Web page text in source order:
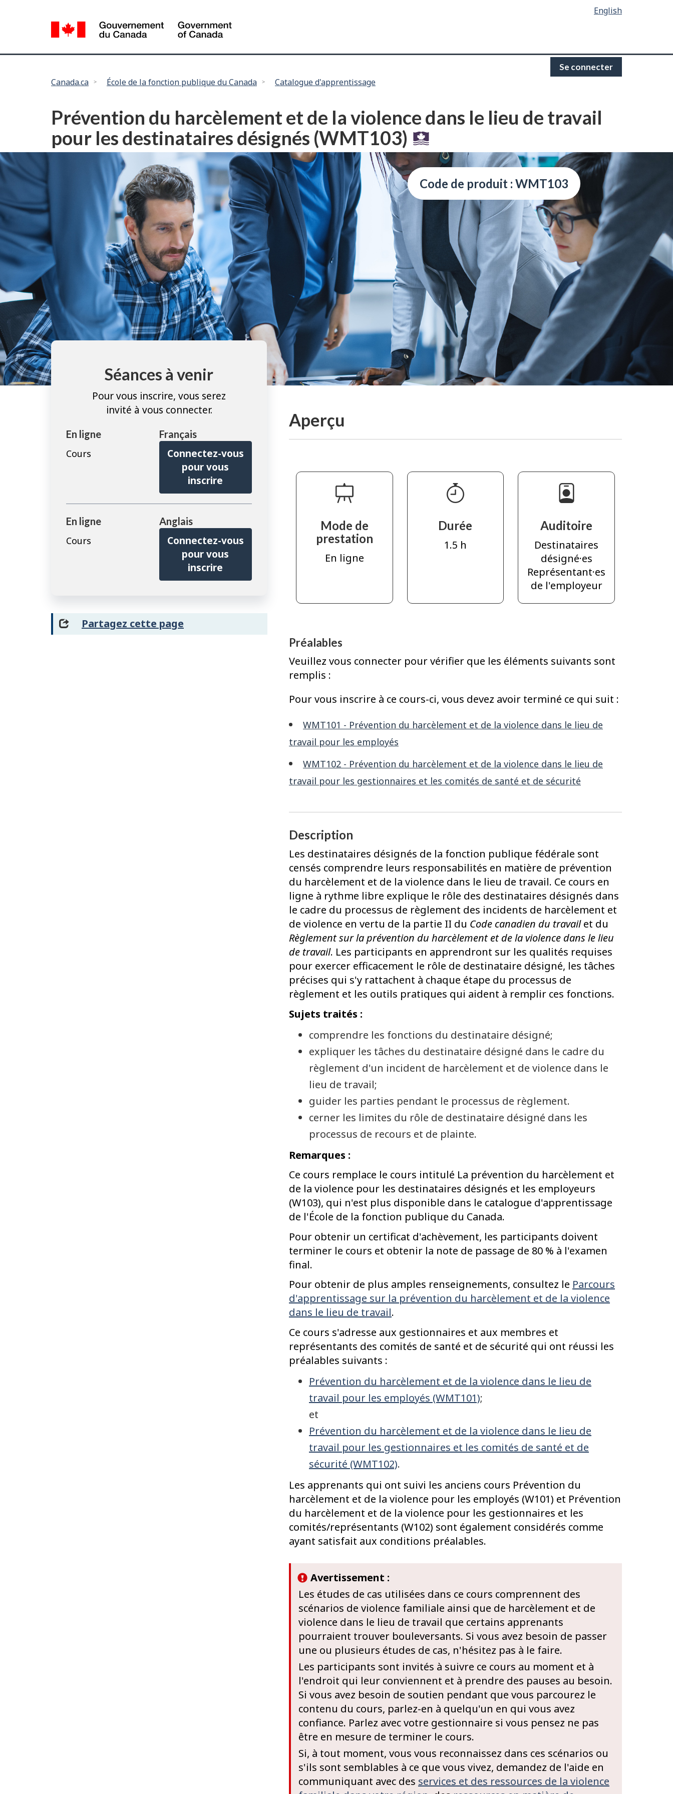
ce
selection
English
Se connecter
Canada.ca École de la fonction publique du Canada Catalogue d'apprentissage
Prévention du harcèlement et de la violence dans le lieu de travail
pour les destinataires désignés (WMT103)
Code de produit : WMT103
Séances à venir
Pour vous inscrire, vous serez
invité à vous connecter.
Les
cours
sur
cette
page
En ligne
Cours
Français
Connectez-vous
pour vous
inscrire
En ligne
Cours
Anglais
Connectez-vous
pour vous
inscrire
Partagez cette page
Aperçu
Mode de
prestation
En ligne
Durée
1.5 h
Auditoire
Destinataires
désigné·es
Représentant·es
de l'employeur
Préalables
Veuillez vous connecter pour vérifier que les éléments suivants sont
remplis :
Pour vous inscrire à ce cours-ci, vous devez avoir terminé ce qui suit :
WMT101 - Prévention du harcèlement et de la violence dans le lieu de
travail pour les employés
WMT102 - Prévention du harcèlement et de la violence dans le lieu de
travail pour les gestionnaires et les comités de santé et de sécurité
Description
Les destinataires désignés de la fonction publique fédérale sont
censés comprendre leurs responsabilités en matière de prévention
du harcèlement et de la violence dans le lieu de travail. Ce cours en
ligne à rythme libre explique le rôle des destinataires désignés dans
le cadre du processus de règlement des incidents de harcèlement et
de violence en vertu de la partie II du Code canadien du travailet du
Règlement sur la prévention du harcèlement et de la violence dans le lieu
de travail. Les participants en apprendront sur les qualités requises
pour exercer efficacement le rôle de destinataire désigné, les tâches
précises qui s'y rattachent à chaque étape du processus de
règlement et les outils pratiques qui aident à remplir ces fonctions.
Sujets traités :
comprendre les fonctions du destinataire désigné;
expliquer les tâches du destinataire désigné dans le cadre du
règlement d'un incident de harcèlement et de violence dans le
lieu de travail;
guider les parties pendant le processus de règlement.
cerner les limites du rôle de destinataire désigné dans les
processus de recours et de plainte.
Remarques :
Ce cours remplace le cours intitulé La prévention du harcèlement et
de la violence pour les destinataires désignés et les employeurs
(W103), qui n'est plus disponible dans le catalogue d'apprentissage
de l'École de la fonction publique du Canada.
Pour obtenir un certificat d'achèvement, les participants doivent
terminer le cours et obtenir la note de passage de 80 % à l'examen
final.
Pour obtenir de plus amples renseignements, consultez le Parcours
d'apprentissage sur la prévention du harcèlement et de la violence
dans le lieu de travail.
Ce cours s'adresse aux gestionnaires et aux membres et
représentants des comités de santé et de sécurité qui ont réussi les
préalables suivants :
Prévention du harcèlement et de la violence dans le lieu de
travail pour les employés (WMT101);
et
Prévention du harcèlement et de la violence dans le lieu de
travail pour les gestionnaires et les comités de santé et de
sécurité (WMT102).
Les apprenants qui ont suivi les anciens cours Prévention du
harcèlement et de la violence pour les employés (W101) et Prévention
du harcèlement et de la violence pour les gestionnaires et les
comités/représentants (W102) sont également considérés comme
ayant satisfait aux conditions préalables.
Avertissement :
Les études de cas utilisées dans ce cours comprennent des
scénarios de violence familiale ainsi que de harcèlement et de
violence dans le lieu de travail que certains apprenants
pourraient trouver bouleversants. Si vous avez besoin de passer
une ou plusieurs études de cas, n'hésitez pas à le faire.
Les participants sont invités à suivre ce cours au moment et à
l'endroit qui leur conviennent et à prendre des pauses au besoin.
Si vous avez besoin de soutien pendant que vous parcourez le
contenu du cours, parlez-en à quelqu'un en qui vous avez
confiance. Parlez avec votre gestionnaire si vous pensez ne pas
être en mesure de terminer le cours.
Si, à tout moment, vous vous reconnaissez dans ces scénarios ou
s'ils sont semblables à ce que vous vivez, demandez de l'aide en
communiquant avec des services et des ressources de la violence